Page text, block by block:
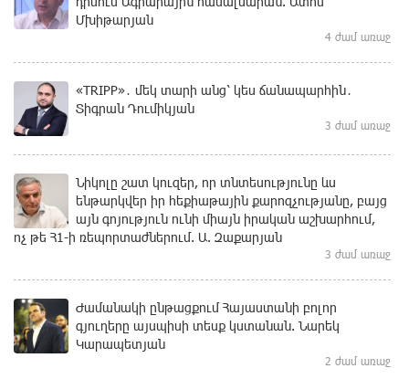
Մխիթարյան
4 ժամ առաջ
«TRIPP»․ մեկ տարի անց՝ կես ճանապարհին․
Տիգրան Դումիկյան
3 ժամ առաջ
Նիկոլը շատ կուզեր, որ տնտեսությունը ևս
ենթարկվեր իր հեքիաթային քարոզչությանը, բայց
այն գոյություն ունի միայն իրական աշխարհում,
ոչ թե Հ1-ի ռեպորտաժներում. Ա. Զաքարյան
3 ժամ առաջ
Ժամանակի ընթացքում Հայաստանի բոլոր
գյուղերը այսպիսի տեսք կստանան. Նարեկ
Կարապետյան
2 ժամ առաջ